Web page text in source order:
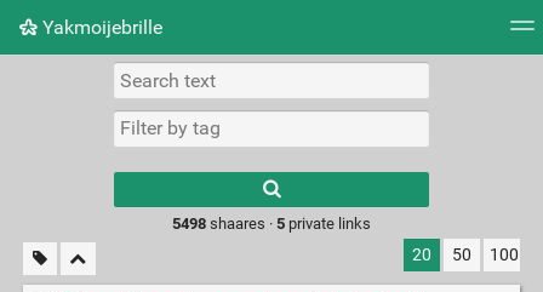
Yakmoijebrille
Picture wall
results.
5498shaares · 5private links
20 50 100